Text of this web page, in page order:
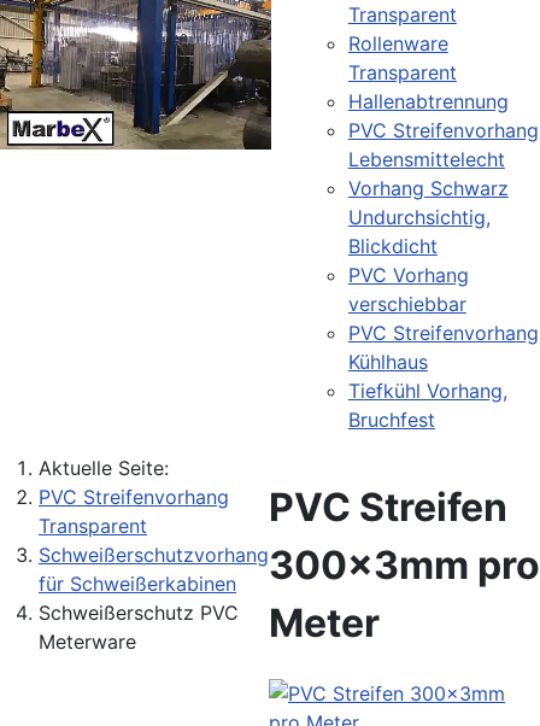
Transparent
Rollenware
Transparent
Hallenabtrennung
PVC Streifenvorhang
Lebensmittelecht
Vorhang Schwarz
Undurchsichtig,
Blickdicht
PVC Vorhang
verschiebbar
PVC Streifenvorhang
Kühlhaus
Tiefkühl Vorhang,
Bruchfest
Aktuelle Seite:
PVC Streifenvorhang
Transparent
Schweißerschutzvorhang
für Schweißerkabinen
Schweißerschutz PVC
Meterware
PVC Streifen
300x3mm pro
Meter